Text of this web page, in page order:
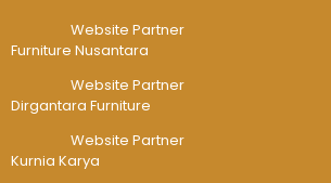
Website Partner
Furniture Nusantara
Website Partner
Dirgantara Furniture
Website Partner
Kurnia Karya